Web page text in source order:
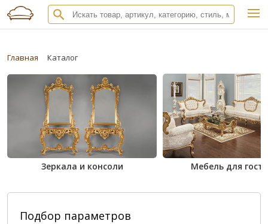
Главная Каталог
Зеркала и консоли Мебель для
Подбор параметров